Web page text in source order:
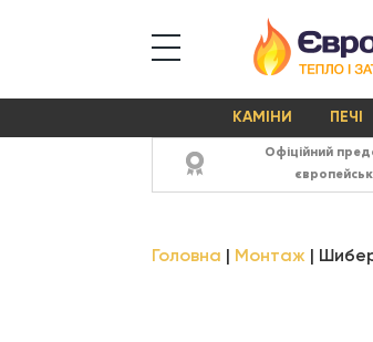
КАМІНИ ПЕЧІ
Офіційний
Головна Монтаж